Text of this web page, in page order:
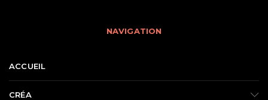
NAVIGATION
ACCUEIL
CRÉA